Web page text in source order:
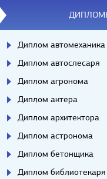
Диплом автомеханика
Диплом автослесаря
Диплом агронома
Диплом актера
Диплом архитектора
Диплом астронома
Диплом бетонщика
Диплом библиотекаря